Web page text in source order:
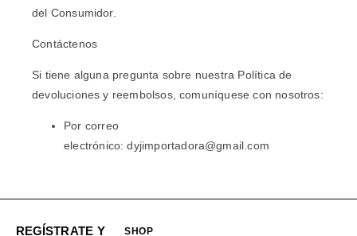
del Consumidor.
Contáctenos
Si tiene alguna pregunta sobre nuestra Política de
devoluciones y reembolsos, comuníquese con nosotros:
Por correo
electrónico: dyjimportadora@gmail.com
REGÍSTRATE Y
SHOP